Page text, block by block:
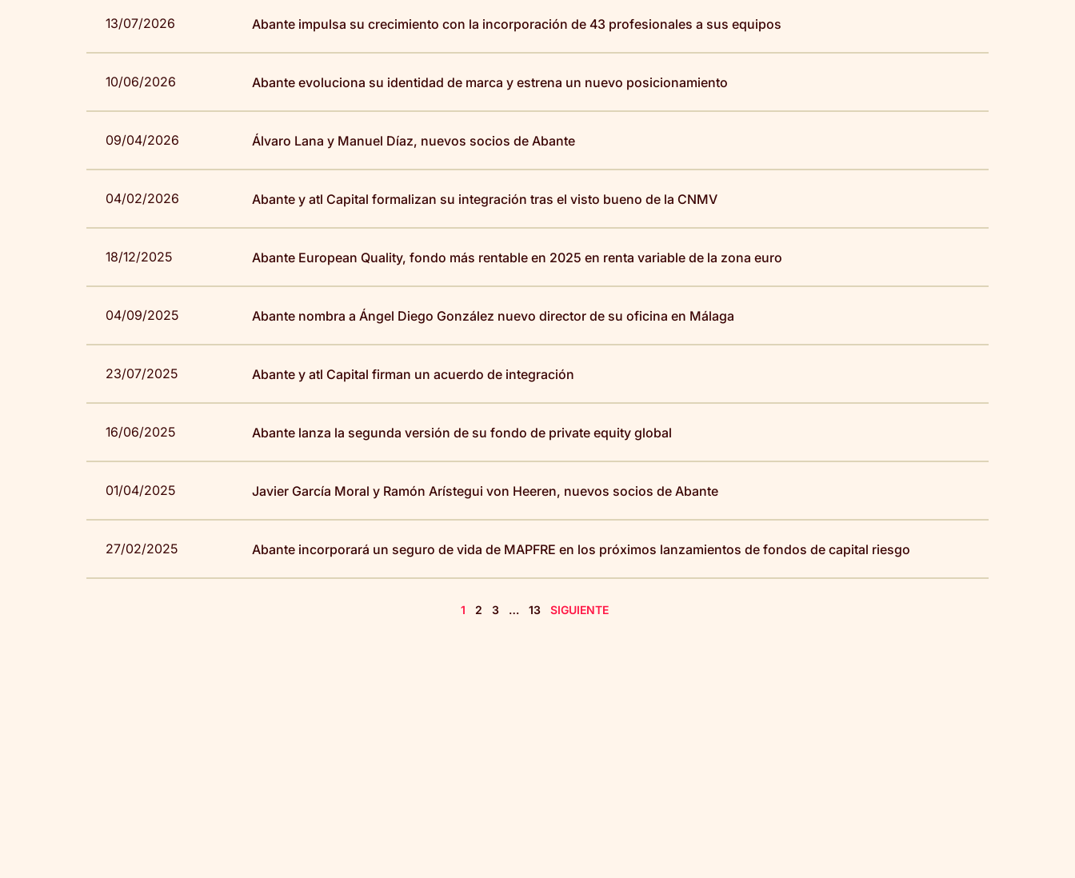
13/07/2026 Abante impulsa su crecimiento con la incorporación de 43 profesionales a sus equipos
10/06/2026 Abante evoluciona su identidad de marca y estrena un nuevo posicionamiento
09/04/2026 Álvaro Lana y Manuel Díaz, nuevos socios de Abante
04/02/2026 Abante y atl Capital formalizan su integración tras el visto bueno de la CNMV
18/12/2025 Abante European Quality, fondo más rentable en 2025 en renta variable de la zona euro
04/09/2025 Abante nombra a Ángel Diego González nuevo director de su oficina en Málaga
23/07/2025 Abante y atl Capital firman un acuerdo de integración
16/06/2025 Abante lanza la segunda versión de su fondo de private equity global
01/04/2025 Javier García Moral y Ramón Arístegui von Heeren, nuevos socios de Abante
27/02/2025 Abante incorporará un seguro de vida de MAPFRE en los próximos lanzamientos de fondos de capital riesgo
1 2 3 … 13 SIGUIENTE